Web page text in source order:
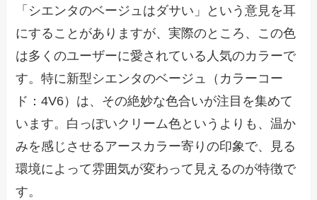
「シエンタのベージュはダサい」という意見を耳
にすることがありますが、実際のところ、この色
は多くのユーザーに愛されている人気のカラーで
す。特に新型シエンタのベージュ（カラーコー
ド：4V6）は、その絶妙な色合いが注目を集めて
います。白っぽいクリーム色というよりも、温か
みを感じさせるアースカラー寄りの印象で、見る
環境によって雰囲気が変わって見えるのが特徴で
す。